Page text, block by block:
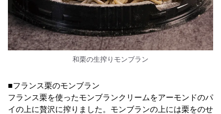
和栗の生搾りモンブラン
■フランス栗のモンブラン
フランス栗を使ったモンブランクリームをアーモンドのパ
イの上に贅沢に搾りました。モンブランの上には栗をのせ